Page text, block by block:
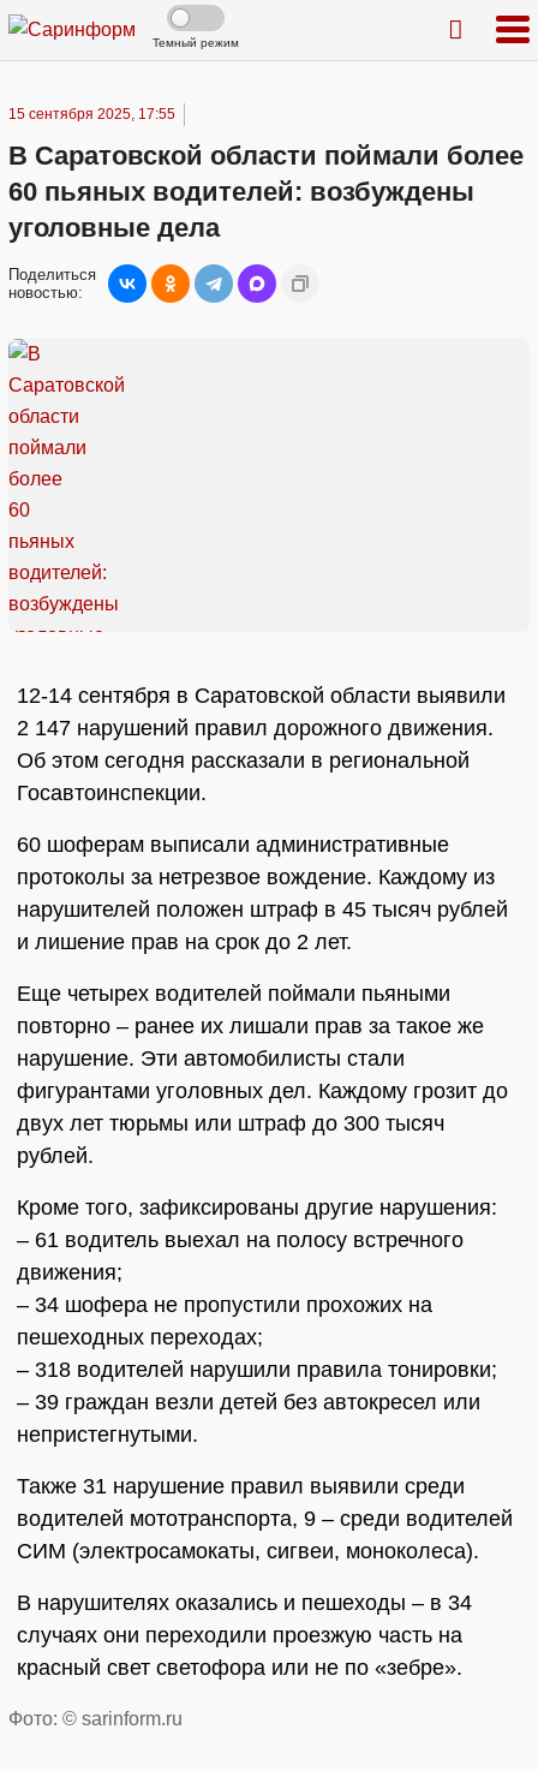
Темный режим
15 сентября 2025, 17:55
В Саратовской области поймали более
60 пьяных водителей: возбуждены
уголовные дела
Поделиться
новостью:
12-14 сентября в Саратовской области выявили
2 147 нарушений правил дорожного движения.
Об этом сегодня рассказали в региональной
Госавтоинспекции.
60 шоферам выписали административные
протоколы за нетрезвое вождение. Каждому из
нарушителей положен штраф в 45 тысяч рублей
и лишение прав на срок до 2 лет.
Еще четырех водителей поймали пьяными
повторно – ранее их лишали прав за такое же
нарушение. Эти автомобилисты стали
фигурантами уголовных дел. Каждому грозит до
двух лет тюрьмы или штраф до 300 тысяч
рублей.
Кроме того, зафиксированы другие нарушения:
– 61 водитель выехал на полосу встречного
движения;
– 34 шофера не пропустили прохожих на
пешеходных переходах;
– 318 водителей нарушили правила тонировки;
– 39 граждан везли детей без автокресел или
непристегнутыми.
Также 31 нарушение правил выявили среди
водителей мототранспорта, 9 – среди водителей
СИМ (электросамокаты, сигвеи, моноколеса).
В нарушителях оказались и пешеходы – в 34
случаях они переходили проезжую часть на
красный свет светофора или не по «зебре».
Фото: © sarinform.ru